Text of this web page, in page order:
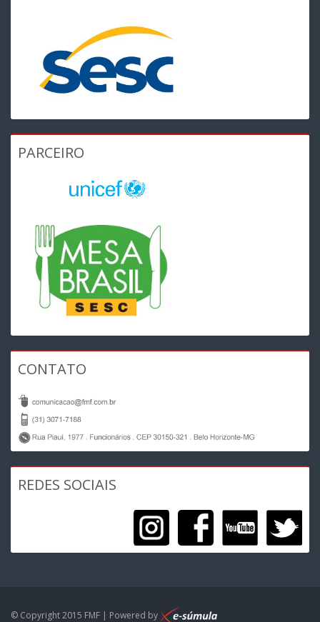
PARCEIRO
CONTATO
REDES SOCIAIS
© Copyright 2015 FMF | Powered by